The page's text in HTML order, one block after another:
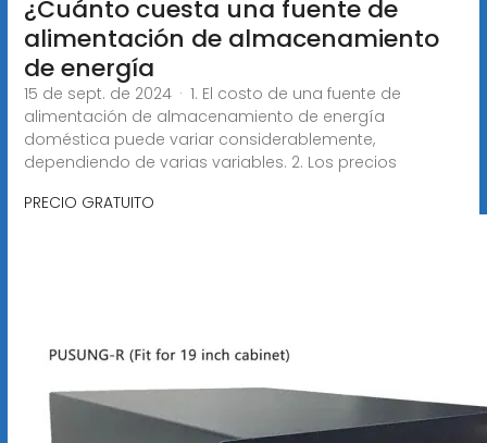
¿Cuánto cuesta una fuente de
alimentación de almacenamiento
de energía
15 de sept. de 2024 · 1. El costo de una fuente de
alimentación de almacenamiento de energía
doméstica puede variar considerablemente,
dependiendo de varias variables. 2. Los precios
PRECIO GRATUITO